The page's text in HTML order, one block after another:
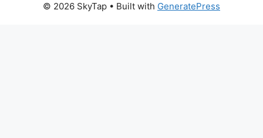
© 2026 SkyTap • Built with GeneratePress